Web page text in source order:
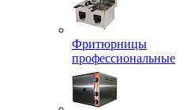
Фритюрницы
профессиональные